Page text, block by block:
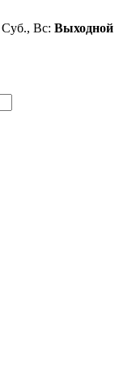
Суб., Вс: Выходной